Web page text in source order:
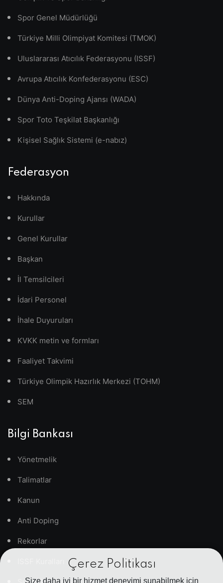
Çerez Politikası
Size daha iyi bir hizmet deneyimi sunabilmek için
Spor Genel Müdürlüğü
Türkiye Milli Olimpiyat Komitesi (TMOK)
Uluslararası Atıcılık Federasyonu (ISSF)
Avrupa Atıcılık Konfederasyonu (ESC)
Dünya Anti-Doping Ajansı (WADA)
Spor Toto Teşkilat Başkanlığı
Kişisel Sağlık Sistemi (e-nabız)
Federasyon
Hakkında
Kurullar
Genel Kurullar
Başkan
İl Temsilcileri
İdari Personel
İhale Duyuruları
KVKK metin ve formları
Faaliyet Takvimi
Türkiye Olimpik Hazırlık Merkezi (TOHM)
SEM
Bilgi Bankası
Yönetmelik
Talimatlar
Kanun
Anti Doping
Rekorlar